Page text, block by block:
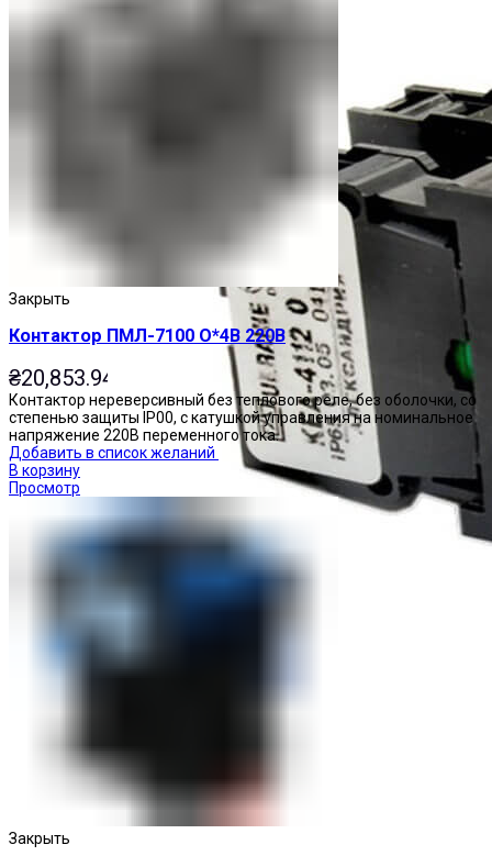
Закрыть
Контактор ПМЛ-7100 О*4В 220В
₴20,853.94
Контактор нереверсивный без теплового реле, без оболочки, со
степенью защиты IP00, с катушкой управления на номинальное
напряжение 220В переменного тока.
Добавить в список желаний
В корзину
Просмотр
Закрыть